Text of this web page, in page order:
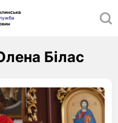
Білас